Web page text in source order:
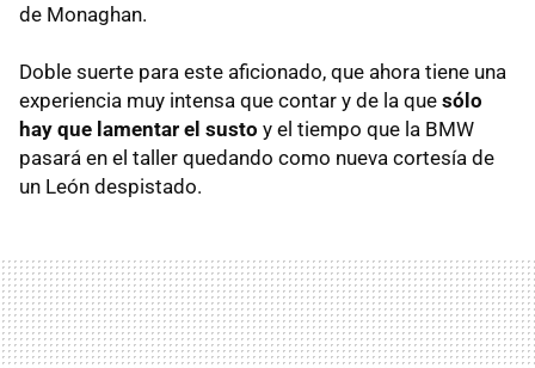
de Monaghan.
Doble suerte para este aficionado, que ahora tiene una
experiencia muy intensa que contar y de la que sólo
hay que lamentar el susto y el tiempo que la BMW
pasará en el taller quedando como nueva cortesía de
un León despistado.